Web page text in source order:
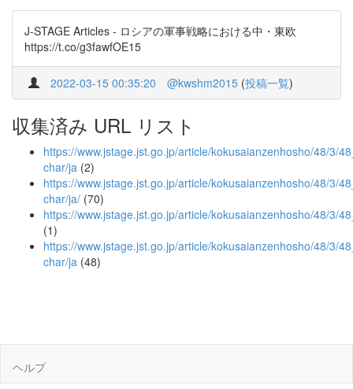
J-STAGE Articles - ロシアの軍事戦略における中・東欧
https://t.co/g3fawfOE15
2022-03-15 00:35:20 @kwshm2015 (投稿一覧)
収集済み URL リスト
https://www.jstage.jst.go.jp/article/kokusaianzenhosho/48/3/
char/ja (2)
https://www.jstage.jst.go.jp/article/kokusaianzenhosho/48/3/
char/ja/ (70)
https://www.jstage.jst.go.jp/article/kokusaianzenhosho/48/3/
(1)
https://www.jstage.jst.go.jp/article/kokusaianzenhosho/48/3/
char/ja (48)
ヘルプ